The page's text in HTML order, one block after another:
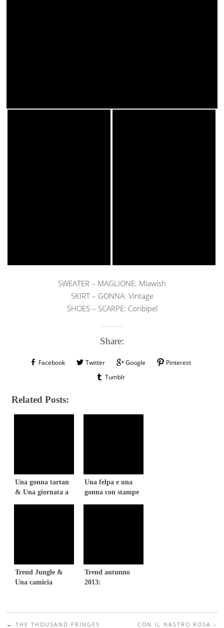
SWEATER – MAGLIONE: Miawish
SKIRT – GONNA: Vintage
SHOES – SCARPE: Conbipel
Share:
Facebook Twitter Google
Pinterest
Tumblr
Related Posts:
Una gonna tartan
& Una giornata a
Una felpa e una
gonna con stampe
Trend Jungle &
Una camicia
Trend autunno
2013:
Mickey Mouse
← THE THOUSAND FRINGES CON IL NASTRO ROSA –